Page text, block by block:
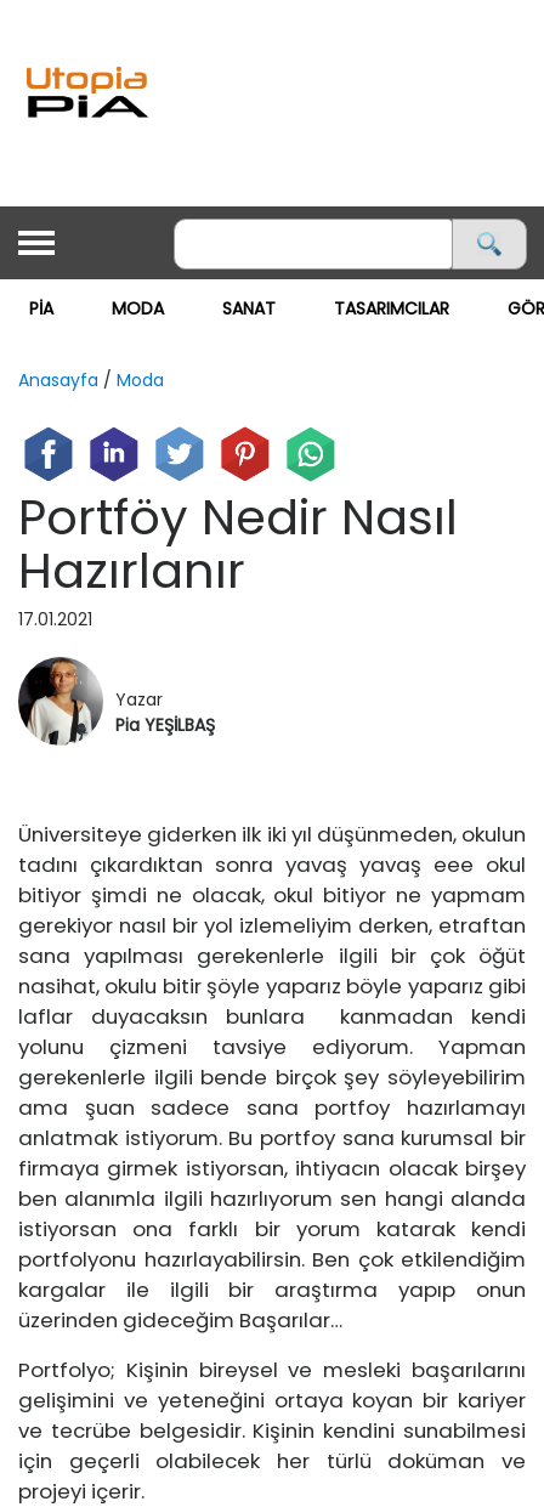
ANASAYFA
PİA
MODA ▽
SANAT
TASARIMCILAR
GÖRSEL MAĞAZACILIK
EĞİTİM
SEYAHAT
RÖPORTAJ
SAĞLIK ▽
İLETİŞİM
PİA MODA SANAT TASARIMCILAR
Anasayfa / Moda
Portföy Nedir Nasıl
Hazırlanır
17.01.2021
Yazar
Pia YEŞİLBAŞ
Üniversiteye giderken ilk iki yıl düşünmeden, okulun
tadını çıkardıktan sonra yavaş yavaş eee okul
bitiyor şimdi ne olacak, okul bitiyor ne yapmam
gerekiyor nasıl bir yol izlemeliyim derken, etraftan
sana yapılması gerekenlerle ilgili bir çok öğüt
nasihat, okulu bitir şöyle yaparız böyle yaparız gibi
laflar duyacaksın bunlara kanmadan kendi
yolunu çizmeni tavsiye ediyorum. Yapman
gerekenlerle ilgili bende birçok şey söyleyebilirim
ama şuan sadece sana portfoy hazırlamayı
anlatmak istiyorum. Bu portfoy sana kurumsal bir
firmaya girmek istiyorsan, ihtiyacın olacak birşey
ben alanımla ilgili hazırlıyorum sen hangi alanda
istiyorsan ona farklı bir yorum katarak kendi
portfolyonu hazırlayabilirsin. Ben çok etkilendiğim
kargalar ile ilgili bir araştırma yapıp onun
üzerinden gideceğim Başarılar…
Portfolyo; Kişinin bireysel ve mesleki başarılarını
gelişimini ve yeteneğini ortaya koyan bir kariyer
ve tecrübe belgesidir. Kişinin kendini sunabilmesi
için geçerli olabilecek her türlü doküman ve
projeyi içerir.